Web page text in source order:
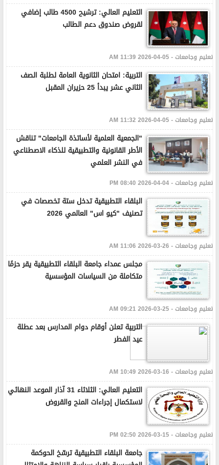
التعليم العالي: ترشيح 4500 طالب إضافي
لقروض صندوق دعم الطالب
تعليم وجامعات - 05-04-2026 11:39 AM
التربية: امتحان الثانوية العامة لطلبة الصف
الثاني عشر يبدأ 25 حزيران المقبل
تعليم وجامعات - 05-04-2026 11:32 AM
"الجمعية العلمية لأساتذة الجامعات" تناقش
الأطر القانونية والتطبيقية للذكاء الاصطناعي
في النشر العلمي
تعليم وجامعات - 04-04-2026 08:40 PM
البلقاء التطبيقية تدخل ستة تخصصات في
تصنيف "كيو اس" العالمي 2026
تعليم وجامعات - 26-03-2026 11:06 AM
مجلس عمداء جامعة البلقاء التطبيقية يقر حزمًا
متكاملة من السياسات المؤسسية
تعليم وجامعات - 25-03-2026 09:21 AM
التربية تعلن أوقام دوام المدارس بعد عطلة
عيد الفطر
تعليم وجامعات - 16-03-2026 10:49 AM
التعليم العالي: الثلاثاء 31 آذار الموعد النهائي
لاستكمال إجراءات المنح والقروض
تعليم وجامعات - 15-03-2026 02:50 PM
جامعة البلقاء التطبيقية ترسّخ الحوكمة